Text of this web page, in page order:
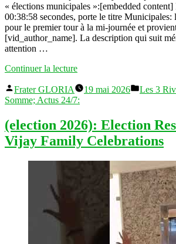
« élections municipales »:[embedded
00:38:58 secondes, porte le titre Municipales:
pour le premier tour à la mi-journée et
[vid_author_name]. La description qui suit
attention …
Continuer la lecture« (élections
Municipales:
le
de
participation
pour
premier
Publié
par
Frater GLORIA 19 mai 2026
Publié
Les 3
Somme; Actus 24/7:
(election 2026): Election
Vijay Family Celebrations